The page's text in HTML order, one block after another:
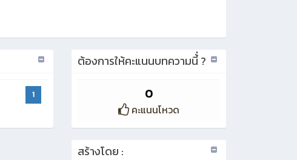
1
ต้องการให้คะแนนบทความนี้่ ?
0
คะแนนโหวด
สร้างโดย :